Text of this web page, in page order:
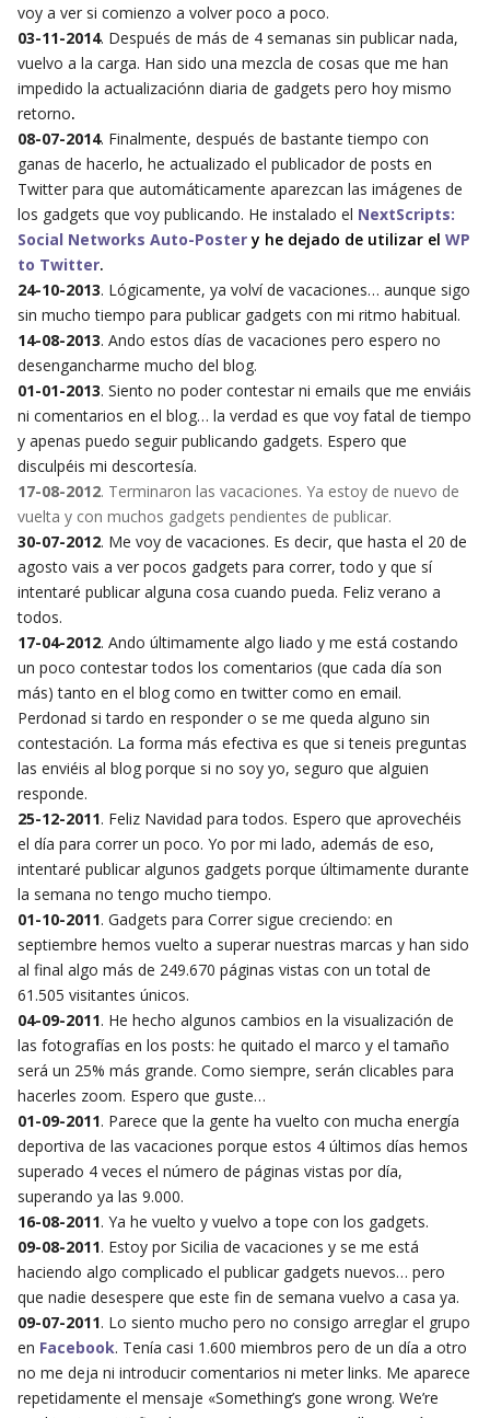
voy a ver si comienzo a volver poco a poco.
03-11-2014. Después de más de 4 semanas sin publicar nada,
vuelvo a la carga. Han sido una mezcla de cosas que me han
impedido la actualizaciónn diaria de gadgets pero hoy mismo
retorno.
08-07-2014. Finalmente, después de bastante tiempo con
ganas de hacerlo, he actualizado el publicador de posts en
Twitter para que automáticamente aparezcan las imágenes de
los gadgets que voy publicando. He instalado el NextScripts:
Social Networks Auto-Postery he dejado de utilizar el WP
to Twitter.
24-10-2013. Lógicamente, ya volví de vacaciones… aunque sigo
sin mucho tiempo para publicar gadgets con mi ritmo habitual.
14-08-2013. Ando estos días de vacaciones pero espero no
desengancharme mucho del blog.
01-01-2013. Siento no poder contestar ni emails que me enviáis
ni comentarios en el blog… la verdad es que voy fatal de tiempo
y apenas puedo seguir publicando gadgets. Espero que
disculpéis mi descortesía.
17-08-2012. Terminaron las vacaciones. Ya estoy de nuevo de
vuelta y con muchos gadgets pendientes de publicar.
30-07-2012. Me voy de vacaciones. Es decir, que hasta el 20 de
agosto vais a ver pocos gadgets para correr, todo y que sí
intentaré publicar alguna cosa cuando pueda. Feliz verano a
todos.
17-04-2012. Ando últimamente algo liado y me está costando
un poco contestar todos los comentarios (que cada día son
más) tanto en el blog como en twitter como en email.
Perdonad si tardo en responder o se me queda alguno sin
contestación. La forma más efectiva es que si teneis preguntas
las enviéis al blog porque si no soy yo, seguro que alguien
responde.
25-12-2011. Feliz Navidad para todos. Espero que aprovechéis
el día para correr un poco. Yo por mi lado, además de eso,
intentaré publicar algunos gadgets porque últimamente durante
la semana no tengo mucho tiempo.
01-10-2011. Gadgets para Correr sigue creciendo: en
septiembre hemos vuelto a superar nuestras marcas y han sido
al final algo más de 249.670 páginas vistas con un total de
61.505 visitantes únicos.
04-09-2011. He hecho algunos cambios en la visualización de
las fotografías en los posts: he quitado el marco y el tamaño
será un 25% más grande. Como siempre, serán clicables para
hacerles zoom. Espero que guste…
01-09-2011. Parece que la gente ha vuelto con mucha energía
deportiva de las vacaciones porque estos 4 últimos días hemos
superado 4 veces el número de páginas vistas por día,
superando ya las 9.000.
16-08-2011. Ya he vuelto y vuelvo a tope con los gadgets.
09-08-2011. Estoy por Sicilia de vacaciones y se me está
haciendo algo complicado el publicar gadgets nuevos… pero
que nadie desespere que este fin de semana vuelvo a casa ya.
09-07-2011. Lo siento mucho pero no consigo arreglar el grupo
en Facebook. Tenía casi 1.600 miembros pero de un día a otro
no me deja ni introducir comentarios ni meter links. Me aparece
repetidamente el mensaje «Something’s gone wrong. We’re